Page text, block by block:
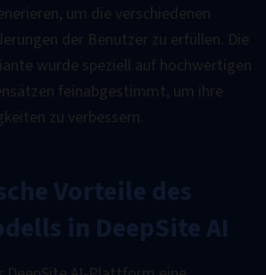
um die verschiedenen
der Benutzer zu erfüllen. Die
wurde speziell auf hochwertigen
feinabgestimmt, um ihre
zu verbessern.
Vorteile des
in DeepSite AI